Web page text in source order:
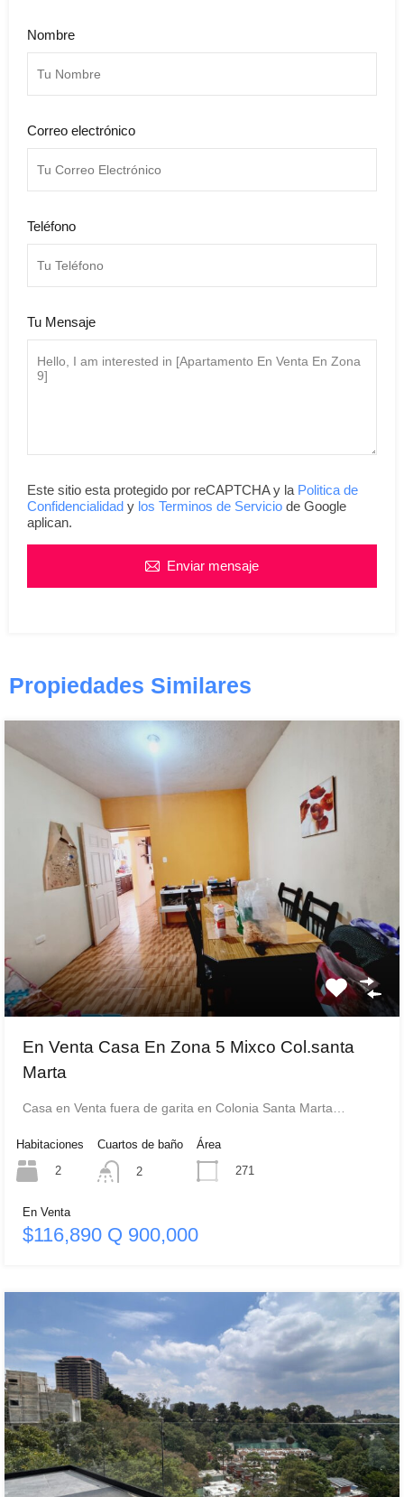
Nombre
Correo electrónico
Teléfono
Tu Mensaje
Este sitio esta protegido por reCAPTCHA y la Politica de
Confidencialidad y los Terminos de Servicio de Google
aplican.
Enviar mensaje
Propiedades Similares
En Venta Casa En Zona 5 Mixco Col.santa
Marta
Casa en Venta fuera de garita en Colonia Santa Marta…
Habitaciones
2
Cuartos de baño
2
Área
271
En Venta
$116,890 Q 900,000